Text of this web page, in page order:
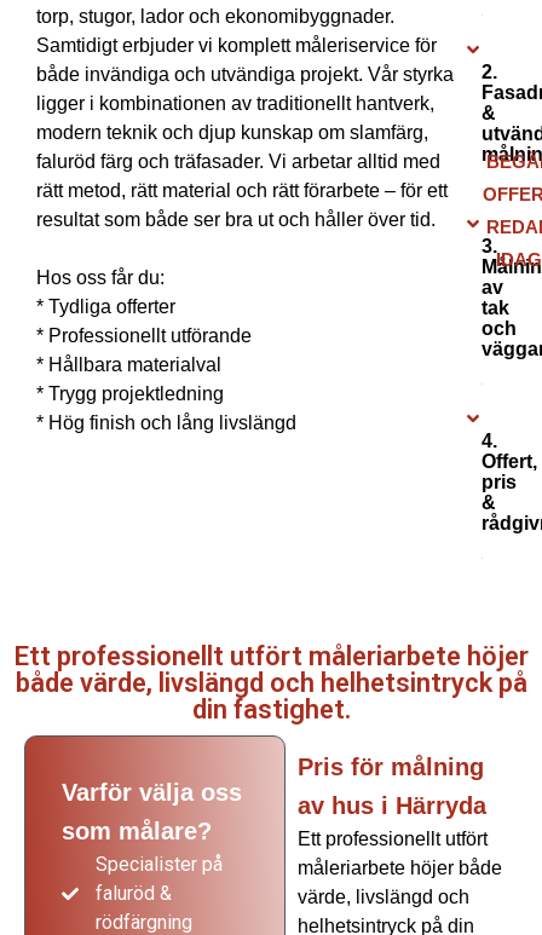
torp, stugor, lador och ekonomibyggnader.
Samtidigt erbjuder vi komplett måleriservice för
både invändiga och utvändiga projekt. Vår styrka
ligger i kombinationen av traditionellt hantverk,
modern teknik och djup kunskap om slamfärg,
faluröd färg och träfasader. Vi arbetar alltid med
rätt metod, rätt material och rätt förarbete – för ett
resultat som både ser bra ut och håller över tid.
Hos oss får du:
* Tydliga offerter
* Professionellt utförande
* Hållbara materialval
* Trygg projektledning
* Hög finish och lång livslängd
2.
&
3.
av
tak
och
4.
Offert,
pris
&
IDAG
Ett professionellt utfört måleriarbete höjer
både värde, livslängd och helhetsintryck på
din fastighet.
Varför välja oss
som målare?
Specialister på
faluröd &
rödfärgning
Pris för målning
av hus i Härryda
Ett professionellt utfört
måleriarbete höjer både
värde, livslängd och
helhetsintryck på din